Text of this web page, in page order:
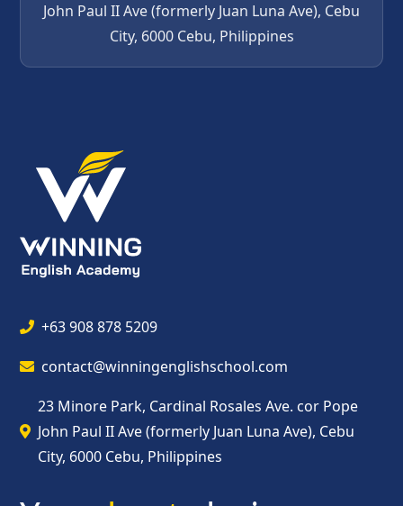
John Paul II Ave (formerly Juan Luna Ave), Cebu
City, 6000 Cebu, Philippines
+63 908 878 5209
contact@winningenglishschool.com
23 Minore Park, Cardinal Rosales Ave. cor Pope
John Paul II Ave (formerly Juan Luna Ave), Cebu
City, 6000 Cebu, Philippines